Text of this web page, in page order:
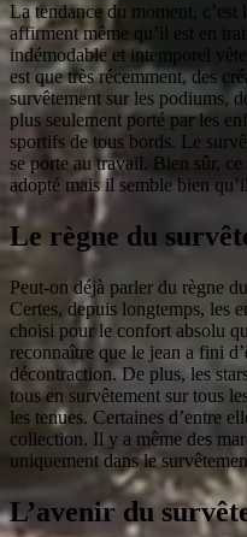
La tendance du moment, c’est
affirment même qu’il est en
indémodable et intemporel
est que très récemment, des
survêtement sur les podiums,
plus seulement porté par les
sportifs de tous bords. Le
se porte au travail. Bien sûr,
adopté mais il semble bien
Le règne du
Peut-on déjà parler du règne
Certes, depuis longtemps, les
choisi pour le confort absolu
reconnaître que le jean a fini
décontraction. De plus, les
tous en survêtement sur tous
les tenues. Certaines d’entre
collection. Il y a même des
uniquement dans le
L’avenir du